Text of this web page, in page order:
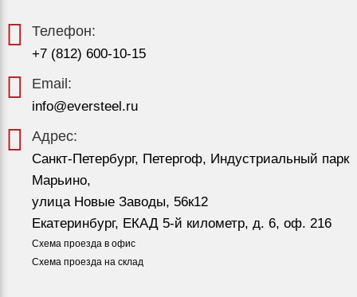
Телефон:
+7 (812) 600-10-15
Email:
info@eversteel.ru
Адрес:
Санкт-Петербург, Петергоф, Индустриальный парк
Марьино,
улица Новые Заводы, 56к12
Екатеринбург, ЕКАД 5-й километр, д. 6, оф. 216
Схема проезда в офис
Схема проезда на склад